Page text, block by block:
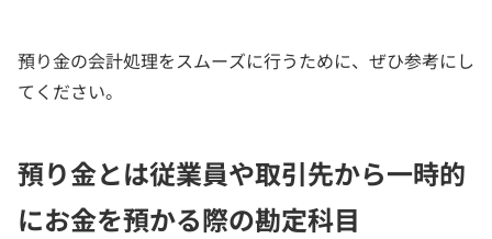
預り金の会計処理をスムーズに行うために、ぜひ参考にし
てください。
預り金とは従業員や取引先から一時的
にお金を預かる際の勘定科目